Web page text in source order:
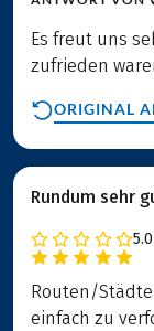
Es freut uns
zufrieden
ORIGINAL
Rundum sehr
5.0
Routen/
einfach zu